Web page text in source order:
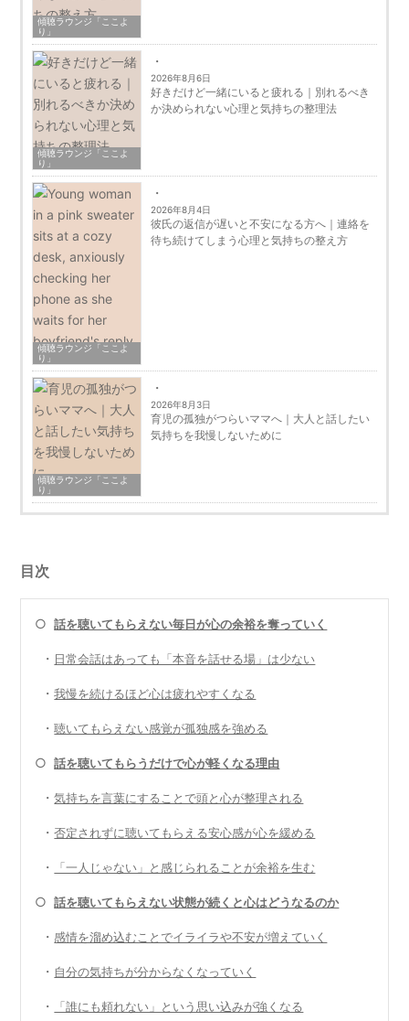
傾聴ラウンジ「ここよ
り」
傾聴ラウンジ「ここよ
り」
2026年8月6日
好きだけど一緒にいると疲れる｜別れるべき
か決められない心理と気持ちの整理法
傾聴ラウンジ「ここよ
り」
2026年8月4日
彼氏の返信が遅いと不安になる方へ｜連絡を
待ち続けてしまう心理と気持ちの整え方
傾聴ラウンジ「ここよ
り」
2026年8月3日
育児の孤独がつらいママへ｜大人と話したい
気持ちを我慢しないために
目次
○話を聴いてもらえない毎日が心の余裕を奪っていく
・ 日常会話はあっても「本音を話せる場」は少ない
・我慢を続けるほど心は疲れやすくなる
・聴いてもらえない感覚が孤独感を強める
○話を聴いてもらうだけで心が軽くなる理由
・気持ちを言葉にすることで頭と心が整理される
・否定されずに聴いてもらえる安心感が心を緩める
・ 「一人じゃない」と感じられることが余裕を生む
○話を聴いてもらえない状態が続くと心はどうなるのか
・ 感情を溜め込むことでイライラや不安が増えていく
・ 自分の気持ちが分からなくなっていく
・ 「誰にも頼れない」という思い込みが強くなる